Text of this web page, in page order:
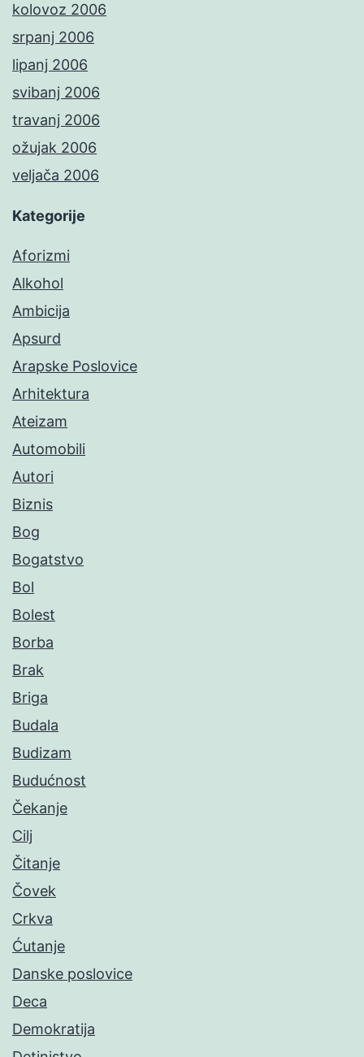
kolovoz 2006
srpanj 2006
lipanj 2006
svibanj 2006
travanj 2006
ožujak 2006
veljača 2006
Kategorije
Aforizmi
Alkohol
Ambicija
Apsurd
Arapske Poslovice
Arhitektura
Ateizam
Automobili
Autori
Biznis
Bog
Bogatstvo
Bol
Bolest
Borba
Brak
Briga
Budala
Budizam
Budućnost
Čekanje
Cilj
Čitanje
Čovek
Crkva
Ćutanje
Danske poslovice
Deca
Demokratija